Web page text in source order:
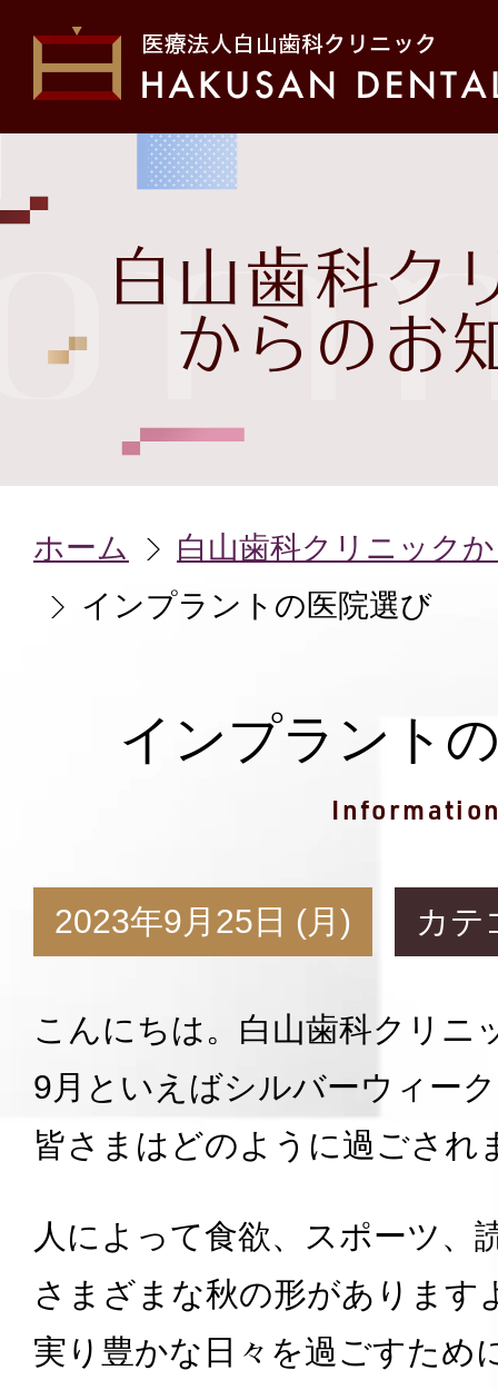
ホーム
院長・スタッフ紹介
お問い合わせ 治
白山歯科クリニックから
お知らせ
白山歯科ク
からのお
ホーム
白山歯科クリニック
インプラントの医院選び
インプラント
2023年9月25日 (月) カテ
こんにちは。白山歯科クリニ
9月といえばシルバーウィー
皆さまはどのように過ごされ
人によって食欲、スポーツ、
さまざまな秋の形があります
実り豊かな日々を過ごすため